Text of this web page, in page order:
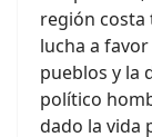
región costa
lucha a
pueblos y la
político
dado la vida